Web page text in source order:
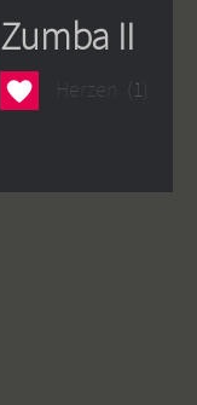
Zumba II
HerzenHerzen (1)